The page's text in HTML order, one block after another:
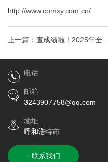
http://www.comxy.com.cn/
上一篇： 查成绩啦！2025年全国
英语等级考试成绩查询指南
电话
邮箱
3243907758@qq.com
地址
呼和浩特市
· 联系我们